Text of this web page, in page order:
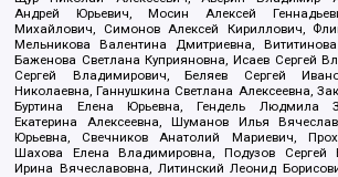
Андрей Юрьевич, Мосин Алексей
Михайлович, Симонов Алексей Кириллович,
Мельникова Валентина Дмитриевна,
Баженова Светлана Куприяновна, Исаев Сергей
Сергей Владимирович, Беляев Сергей
Николаевна, Ганнушкина Светлана Алексеевна,
Буртина Елена Юрьевна, Гендель Людмила
Екатерина Алексеевна, Шуманов Илья
Юрьевна, Свечников Анатолий Мариевич,
Шахова Елена Владимировна, Подузов Сергей
Ирина Вячеславовна, Литинский Леонид